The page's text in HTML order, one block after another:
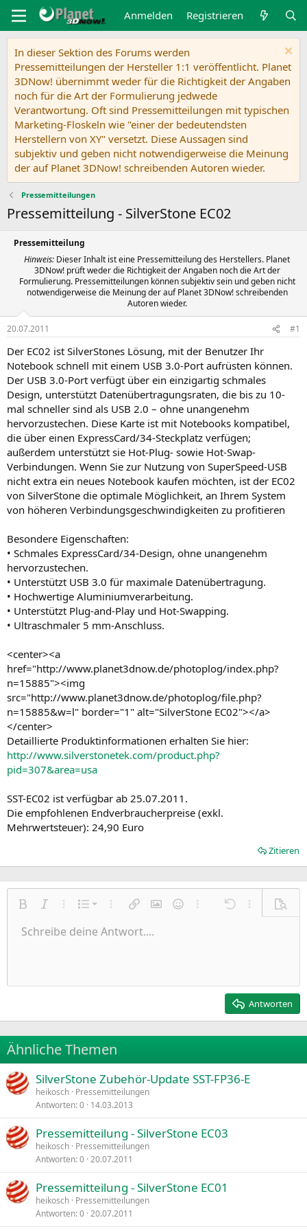
Anmelden Registrieren
In dieser Sektion des Forums werden
Pressemitteilungen der Hersteller 1:1 veröffentlicht. Planet
3DNow! übernimmt weder für die Richtigkeit der Angaben
noch für die Art der Formulierung jedwede
Verantwortung. Oft sind Pressemitteilungen mit typischen
Marketing-Floskeln wie "einer der bedeutendsten
Herstellern von XY" versetzt. Diese Aussagen sind
subjektiv und geben nicht notwendigerweise die Meinung
der auf Planet 3DNow! schreibenden Autoren wieder.
Pressemitteilungen
Pressemitteilung - SilverStone EC02
Pressemitteilung
Hinweis: Dieser Inhalt ist eine Pressemitteilung des Herstellers. Planet
3DNow! prüft weder die Richtigkeit der Angaben noch die Art der
Formulierung. Pressemitteilungen können subjektiv sein und geben nicht
notwendigerweise die Meinung der auf Planet 3DNow! schreibenden
Autoren wieder.
20.07.2011 #1
Der EC02 ist SilverStones Lösung, mit der Benutzer Ihr
Notebook schnell mit einem USB 3.0-Port aufrüsten können.
Der USB 3.0-Port verfügt über ein einzigartig schmales
Design, unterstützt Datenübertragungsraten, die bis zu 10-
mal schneller sind als USB 2.0 – ohne unangenehm
hervorzustechen. Diese Karte ist mit Notebooks kompatibel,
die über einen ExpressCard/34-Steckplatz verfügen;
außerdem unterstützt sie Hot-Plug- sowie Hot-Swap-
Verbindungen. Wenn Sie zur Nutzung von SuperSpeed-USB
nicht extra ein neues Notebook kaufen möchten, ist der EC02
von SilverStone die optimale Möglichkeit, an Ihrem System
von höheren Verbindungsgeschwindigkeiten zu profitieren
Besondere Eigenschaften:
• Schmales ExpressCard/34-Design, ohne unangenehm
hervorzustechen.
• Unterstützt USB 3.0 für maximale Datenübertragung.
• Hochwertige Aluminiumverarbeitung.
• Unterstützt Plug-and-Play und Hot-Swapping.
• Ultraschmaler 5 mm-Anschluss.
<center><a
href="http://www.planet3dnow.de/photoplog/index.php?
n=15885"><img
src="http://www.planet3dnow.de/photoplog/file.php?
n=15885&w=l" border="1" alt="SilverStone EC02"></a>
</center>
Detaillierte Produktinformationen erhalten Sie hier:
http://www.silverstonetek.com/product.php?
pid=307&area=usa
SST-EC02 ist verfügbar ab 25.07.2011.
Die empfohlenen Endverbraucherpreise (exkl.
Mehrwertsteuer): 24,90 Euro
Zitieren
Fett KursivWeitere Einstellungen…
Liste
Nummerierte Liste
Ungeordnete Liste
Weitere Einstellungen…
Link einfügen
Bild einfügen
SmileysWeitere Einstellungen…
Rückgängig
Weitere
Schriftgröße
9
22
26
TextfarbeSchriftfamilie
Arial
Times New Roman
Trebuchet MS
Verdana
Durchgestrichen
Unterstrichen
Inline-Code
AusrichtungLinksbündig
Paragraph format
Normal
Heading 2
ZitatMedienTabelle einfügen
Insert horizontal line
SpoilerCode
Wiederholen
BBCode umschalten
Formatierung entfernen
EntwürfeEntwurf speichern
Schreibe deine Antwort....
Antworten
Ähnliche Themen
SilverStone Zubehör-Update SST-FP36-E
heikosch Pressemitteilungen
Antworten 0 14.03.2013
Pressemitteilung - SilverStone EC03
heikosch Pressemitteilungen
Antworten 0 20.07.2011
Pressemitteilung - SilverStone EC01
heikosch Pressemitteilungen
Antworten 0 20.07.2011